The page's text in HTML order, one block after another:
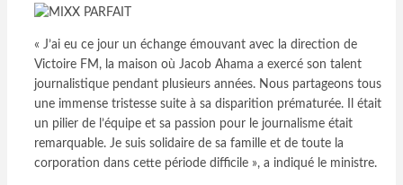
« J’ai eu ce jour un échange émouvant avec la direction de
Victoire FM, la maison où Jacob Ahama a exercé son talent
journalistique pendant plusieurs années. Nous partageons tous
une immense tristesse suite à sa disparition prématurée. Il était
un pilier de l’équipe et sa passion pour le journalisme était
remarquable. Je suis solidaire de sa famille et de toute la
corporation dans cette période difficile », a indiqué le ministre.